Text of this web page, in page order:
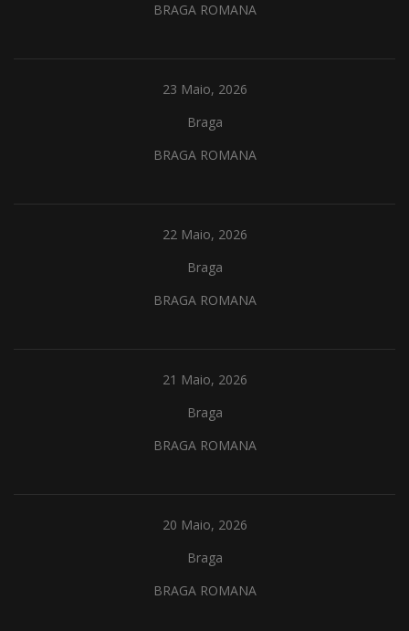
BRAGA ROMANA
23 Maio, 2026
Braga
BRAGA ROMANA
22 Maio, 2026
Braga
BRAGA ROMANA
21 Maio, 2026
Braga
BRAGA ROMANA
20 Maio, 2026
Braga
BRAGA ROMANA